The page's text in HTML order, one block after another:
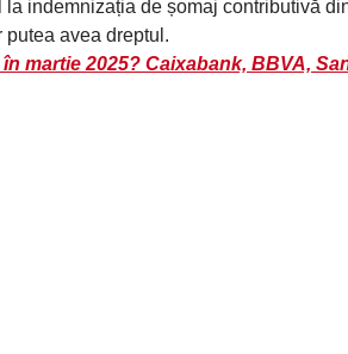
la indemnizația de șomaj contributivă
avea dreptul.
martie 2025? Caixabank, BBVA,